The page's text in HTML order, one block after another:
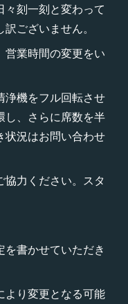
刻一刻と変わって
ございません。
営業時間の変更をい
浄機をフル回転させ
し、さらに席数を半
状況はお問い合わせ
協力ください。スタ
を書かせていただき
より変更となる可能